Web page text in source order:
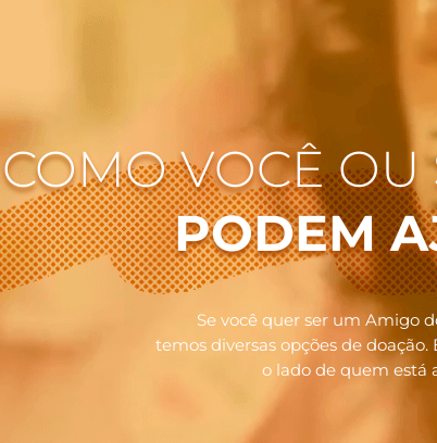
COMO VOCÊ
PODEM
Se você quer ser um Amigo
temos diversas opções de doação.
o lado de quem está